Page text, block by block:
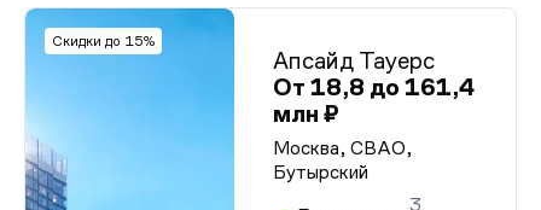
Скидки до 15%
Апсайд Тауерс
От 18,8 до 161,4
млн ₽
Москва, СВАО,
Бутырский
3